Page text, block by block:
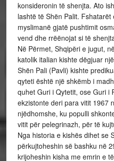
konsideronin të shenjta. Ato
lashtë të Shën Palit.
myslimanë gjatë pushtimit
vend dhe rrëënojat si të
Në Përmet, Shqipëri e jugut,
katolik italian kishte dëgjuar
Shën Pali (Pavli) kishte
qyteti është një shkëmb i
quhet Guri i Qytetit, ose Guri i
ekzistonte deri para vitit 1967
njëdhomshe, ku populli
vitit për pelegrinazh, për të
Nga historia e kishës dihet se
përkujtoheshin së bashku në
krijoheshin kisha me emrin e